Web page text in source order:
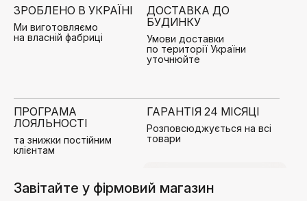
ЗРОБЛЕНО В УКРАЇНІ
Ми виготовляємо
на власній фабриці
ДОСТАВКА ДО
БУДИНКУ
Умови доставки
по території України
уточнюйте
ПРОГРАМА
ЛОЯЛЬНОСТІ
та знижки постійним
клієнтам
ГАРАНТІЯ 24 МІСЯЦІ
Розповсюджується на всі
товари
Завітайте у фірмовий магазин